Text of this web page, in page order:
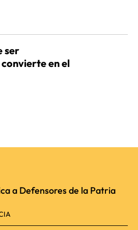
ser
en el
a Defensores de la Patria